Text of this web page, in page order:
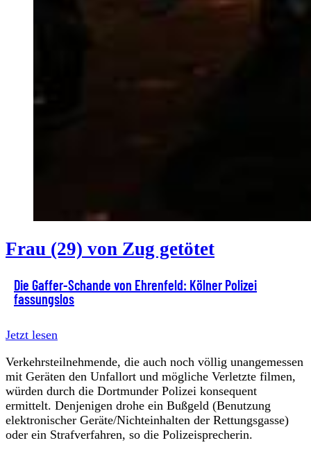
Frau (29) von Zug getötet
Die Gaffer-Schande von Ehrenfeld: Kölner Polizei
fassungslos
Jetzt lesen
Verkehrsteilnehmende, die auch noch völlig unangemessen
mit Geräten den Unfallort und mögliche Verletzte filmen,
würden durch die Dortmunder Polizei konsequent
ermittelt. Denjenigen drohe ein Bußgeld (Benutzung
elektronischer Geräte/Nichteinhalten der Rettungsgasse)
oder ein Strafverfahren, so die Polizeisprecherin.